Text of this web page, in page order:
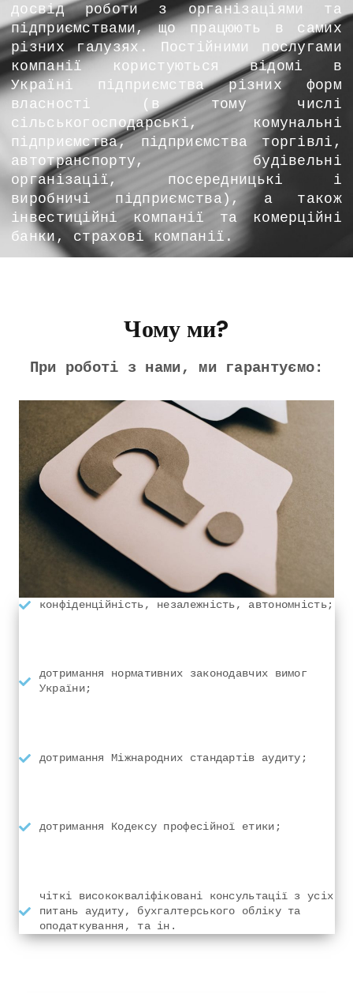
досвід роботи з організаціями та
підприємствами, що працюють в самих
різних галузях. Постійними послугами
компанії користуються відомі в
Україні підприємства різних форм
власності (в тому числі
сільськогосподарські, комунальні
підприємства, підприємства торгівлі,
автотранспорту, будівельні
організації, посередницькі і
виробничі підприємства), а також
інвестиційні компанії та комерційні
банки, страхові компанії.
Чому ми?
При роботі з нами, ми гарантуємо:
конфіденційність, незалежність, автономність;
дотримання нормативних законодавчих вимог
України;
дотримання Міжнародних стандартів аудиту;
дотримання Кодексу професійної етики;
чіткі висококваліфіковані консультації з усіх
питань аудиту, бухгалтерського обліку та
оподаткування, та ін.